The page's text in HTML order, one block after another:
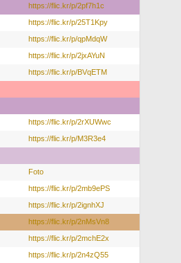
https://flic.kr/p/2pf7h1c
https://flic.kr/p/25T1Kpy
https://flic.kr/p/qpMdqW
https://flic.kr/p/2jxAYuN
https://flic.kr/p/BVqETM
https://flic.kr/p/2rXUWwc
https://flic.kr/p/M3R3e4
Foto
https://flic.kr/p/2mb9ePS
https://flic.kr/p/2ignhXJ
https://flic.kr/p/2nMsVn8
https://flic.kr/p/2mchE2x
https://flic.kr/p/2n4zQ55